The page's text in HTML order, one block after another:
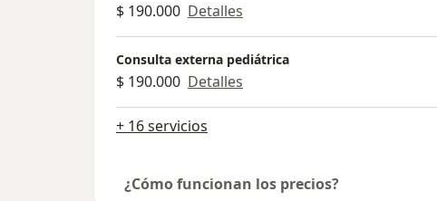
$ 190.000 Detalles
Consulta externa pediátrica
$ 190.000 Detalles
+ 16 servicios
¿Cómo funcionan los precios?